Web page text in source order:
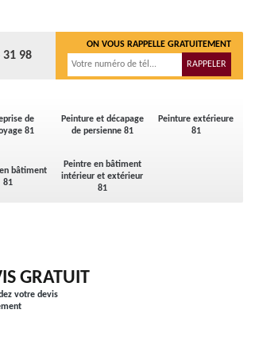
de
81
Peinture et décapage
de persienne 81
Peinture extérieure
81
bâtiment
81
Peintre en bâtiment
intérieur et extérieur
81
31 98
ON VOUS RAPPELLE GRATUITEMENT
GRATUIT
votre devis